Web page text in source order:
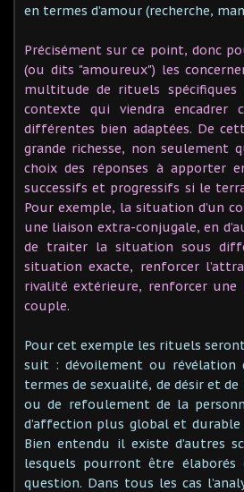
en termes d’amour (recherche,
Précisément sur ce point, donc
(ou dits "amoureux") les
multitude de rituels spécifiques
contexte qui viendra encadrer
différentes bien adaptées. De
grande richesse, non seulement
choix des réponses à apporter
successifs et progressifs si le
Pour exemple, la situation d’un
une liaison extra-conjugale, en
de traiter la situation sous
situation exacte, renforcer
rivalité extérieure, renforcer une
couple.
Pour cet exemple les rituels
suit : dévoilement ou révélation
termes de sexualité, de désir et
ou de refoulement de la
d’affection plus global et
Bien entendu il existe d’autres
lesquels pourront être
question. Dans tous les cas